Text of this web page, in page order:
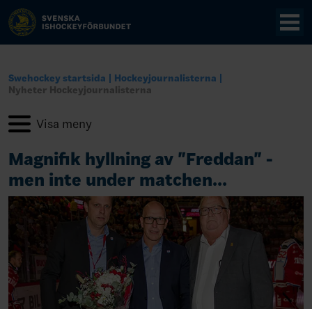
Swehockey startsida
Hockeyjournalisterna
Nyheter Hockeyjournalisterna
Magnifik hyllning av "Freddan" -
men inte under matchen...